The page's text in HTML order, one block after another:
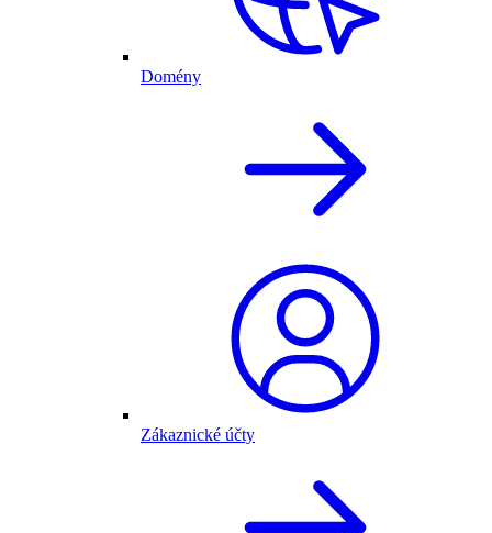
Domény
Zákaznické účty